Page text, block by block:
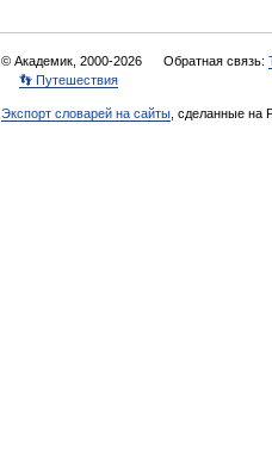
© Академик, 2000-2026 Обратная связь:
👣 Путешествия
Экспорт словарей на сайты , сделанные на